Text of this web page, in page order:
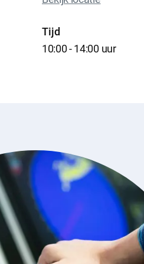
Tijd
10:00 - 14:00 uur